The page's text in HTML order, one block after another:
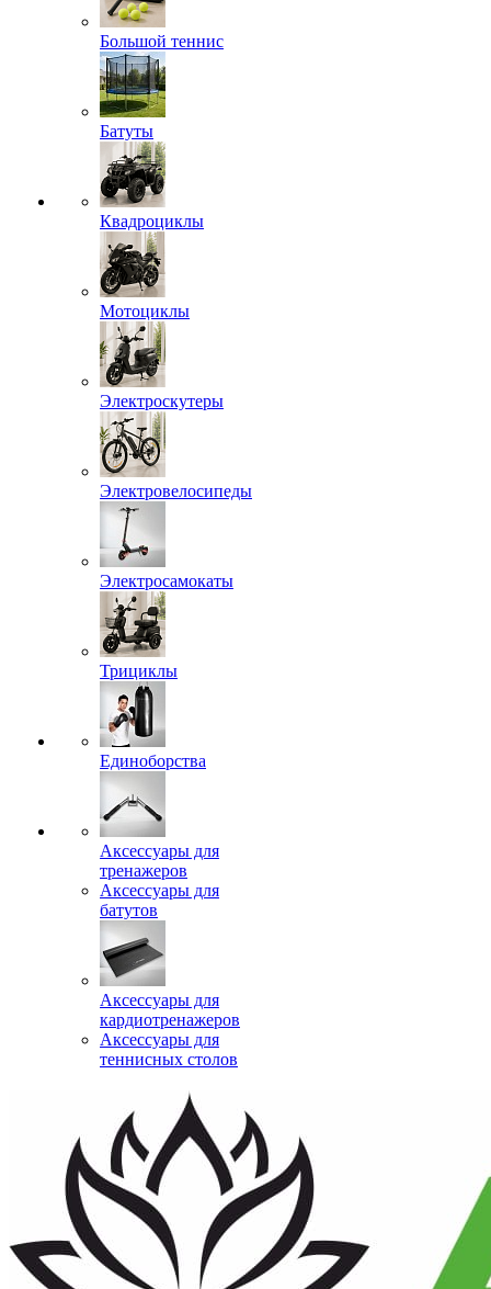
Большой теннис
Батуты
Квадроциклы
Мотоциклы
Электроскутеры
Электровелосипеды
Электросамокаты
Трициклы
Единоборства
Аксессуары для
тренажеров
Аксессуары для
батутов
Аксессуары для
кардиотренажеров
Аксессуары для
теннисных столов